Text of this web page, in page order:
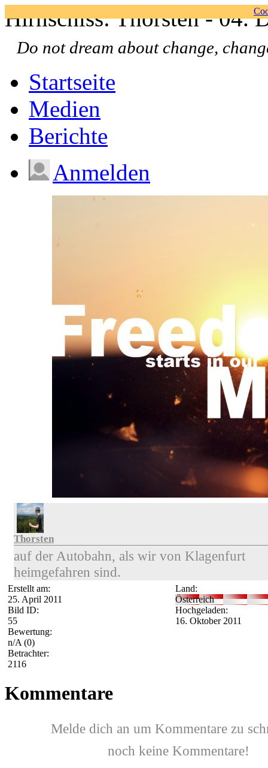
Hirnschiss: Thorsten - 04.
Do not dream about change,
Startseite
Medien
Berichte
Anmelden
Thorsten
auf der Autobahn, als wir von Klagenfurt
heimgefahren sind.
Erstellt am:
25. April 2011
Bild ID:
55
Bewertung:
n/A (0)
Betrachter:
2116
Land:
Österreich
Hochgeladen:
16. Oktober 2011
Kommentare
Melde dich an um Kommentare zu
noch keine Kommentare!